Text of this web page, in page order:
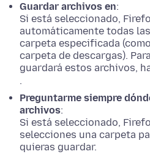
Guardar archivos en:
Si está seleccionado,
automáticamente todas
carpeta especificada
carpeta de descargas).
guardará estos archivos,
.
Preguntarme siempre
archivos:
Si está seleccionado,
selecciones una carpeta
quieras guardar.